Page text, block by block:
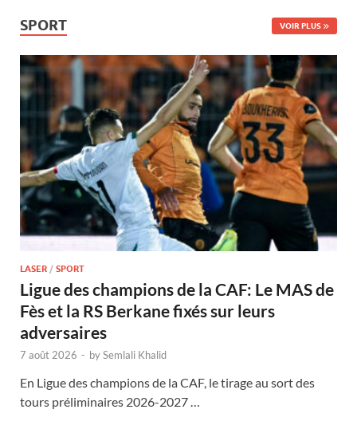
SPORT VOIR PLUS
LASER / SPORT
Ligue des champions de la CAF: Le MAS de
Fès et la RS Berkane fixés sur leurs
adversaires
7 août 2026 - bySemlali Khalid
En Ligue des champions de la CAF, le tirage au sort des
tours préliminaires 2026-2027 …